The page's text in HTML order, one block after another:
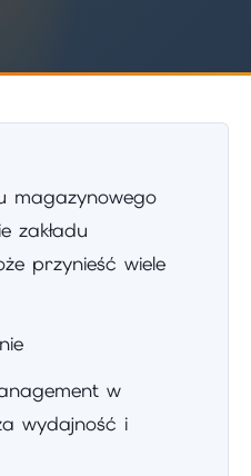
magazynowego
zakładu
przynieść wiele
w
wydajność i